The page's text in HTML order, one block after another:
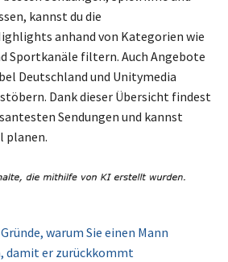
kannst du die
anhand von Kategorien wie
Sportkanäle filtern. Auch Angebote
Deutschland und Unitymedia
Dank dieser Übersicht findest
Sendungen und kannst
planen.
warum Sie einen Mann
damit er zurückkommt